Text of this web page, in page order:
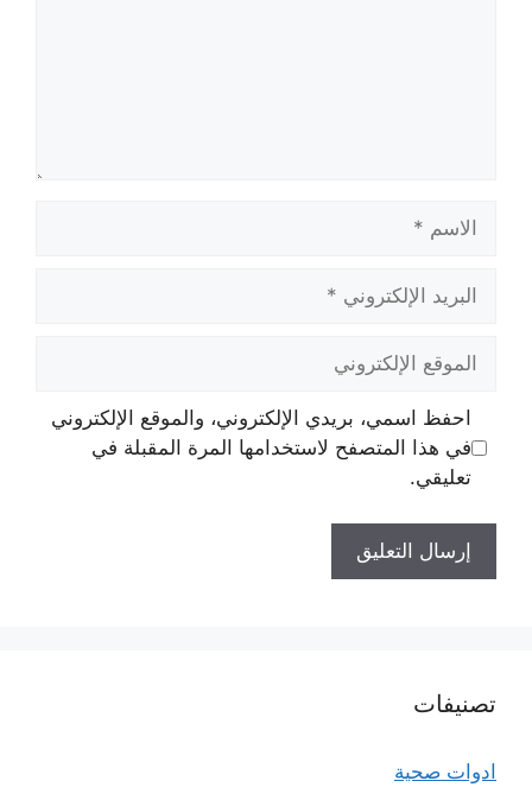
الاسم
البريد
الإلكتروني
الموقع
الإلكتروني
احفظ اسمي، بريدي الإلكتروني، والموقع الإلكتروني
في هذا المتصفح لاستخدامها المرة المقبلة في
تعليقي.
تصنيفات
ادوات صحية